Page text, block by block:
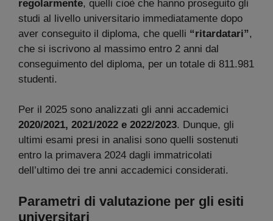
regolarmente, quelli cioè che hanno proseguito gli
studi al livello universitario immediatamente dopo
aver conseguito il diploma, che quelli “ritardatari”,
che si iscrivono al massimo entro 2 anni dal
conseguimento del diploma, per un totale di 811.981
studenti.
Per il 2025 sono analizzati gli anni accademici
2020/2021, 2021/2022 e 2022/2023. Dunque, gli
ultimi esami presi in analisi sono quelli sostenuti
entro la primavera 2024 dagli immatricolati
dell’ultimo dei tre anni accademici considerati.
Parametri di valutazione per gli esiti
universitari